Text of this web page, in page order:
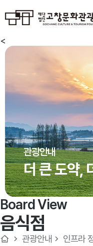
<
관광안내
더 큰 도약,
Board View
음식점
관광안내 인프라